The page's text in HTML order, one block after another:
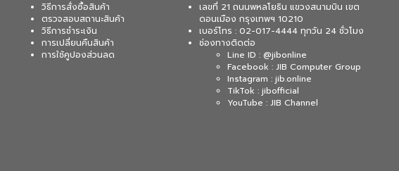
วิธีการสั่งซื้อสินค้า
ตรวจสอบสถานะสินค้า
วิธีการชำระเงิน
การเปลี่ยนคืนสินค้า
การใช้คูปองส่วนลด
เลขที่ 21 ถนนพหลโยธิน แขวงสนามบิน เขต
ดอนเมือง กรุงเทพฯ 10210
เบอร์โทร : 02-017-4444 ทุกวัน 24 ชั่วโมง
ช่องทางติดต่อ
Line ID : @jibonline
Facebook : JIB Computer Group
Instagram : jib.online
TikTok : jibofficial
YouTube : JIB Channel